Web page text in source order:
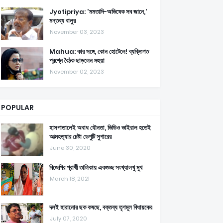
Jyotipriya: 'মমতাদি-অভিষেক সব জানে,'
মন্তব্য বালুর
November 03, 2023
Mahua: কার সঙ্গে, কোন হোটেলে! ব্যক্তিগত
প্রশ্নে বৈঠক ছাড়লেন মহুয়া
November 02, 2023
POPULAR
হাসপাতালেই অবাধ যৌনতা, ভিডিও ভাইরাল হতেই
আত্মহত্যার চেষ্টা ডেপুটি সুপারের
June 30, 2020
বিজেপির প্রার্থী তালিকায় একগুচ্ছ সংখ্যালখু মুখ
March 18, 2021
দলই হারানোর ছক কষছে, বক্তব্য তৃণমূল বিধায়কের
July 07, 2020